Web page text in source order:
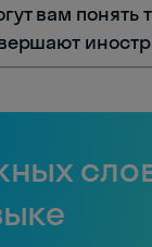
вам понять